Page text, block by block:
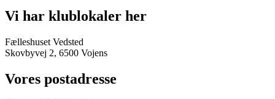
Vi har klublokaler her
Fælleshuset Vedsted
Skovbyvej 2, 6500 Vojens
Vores postadresse